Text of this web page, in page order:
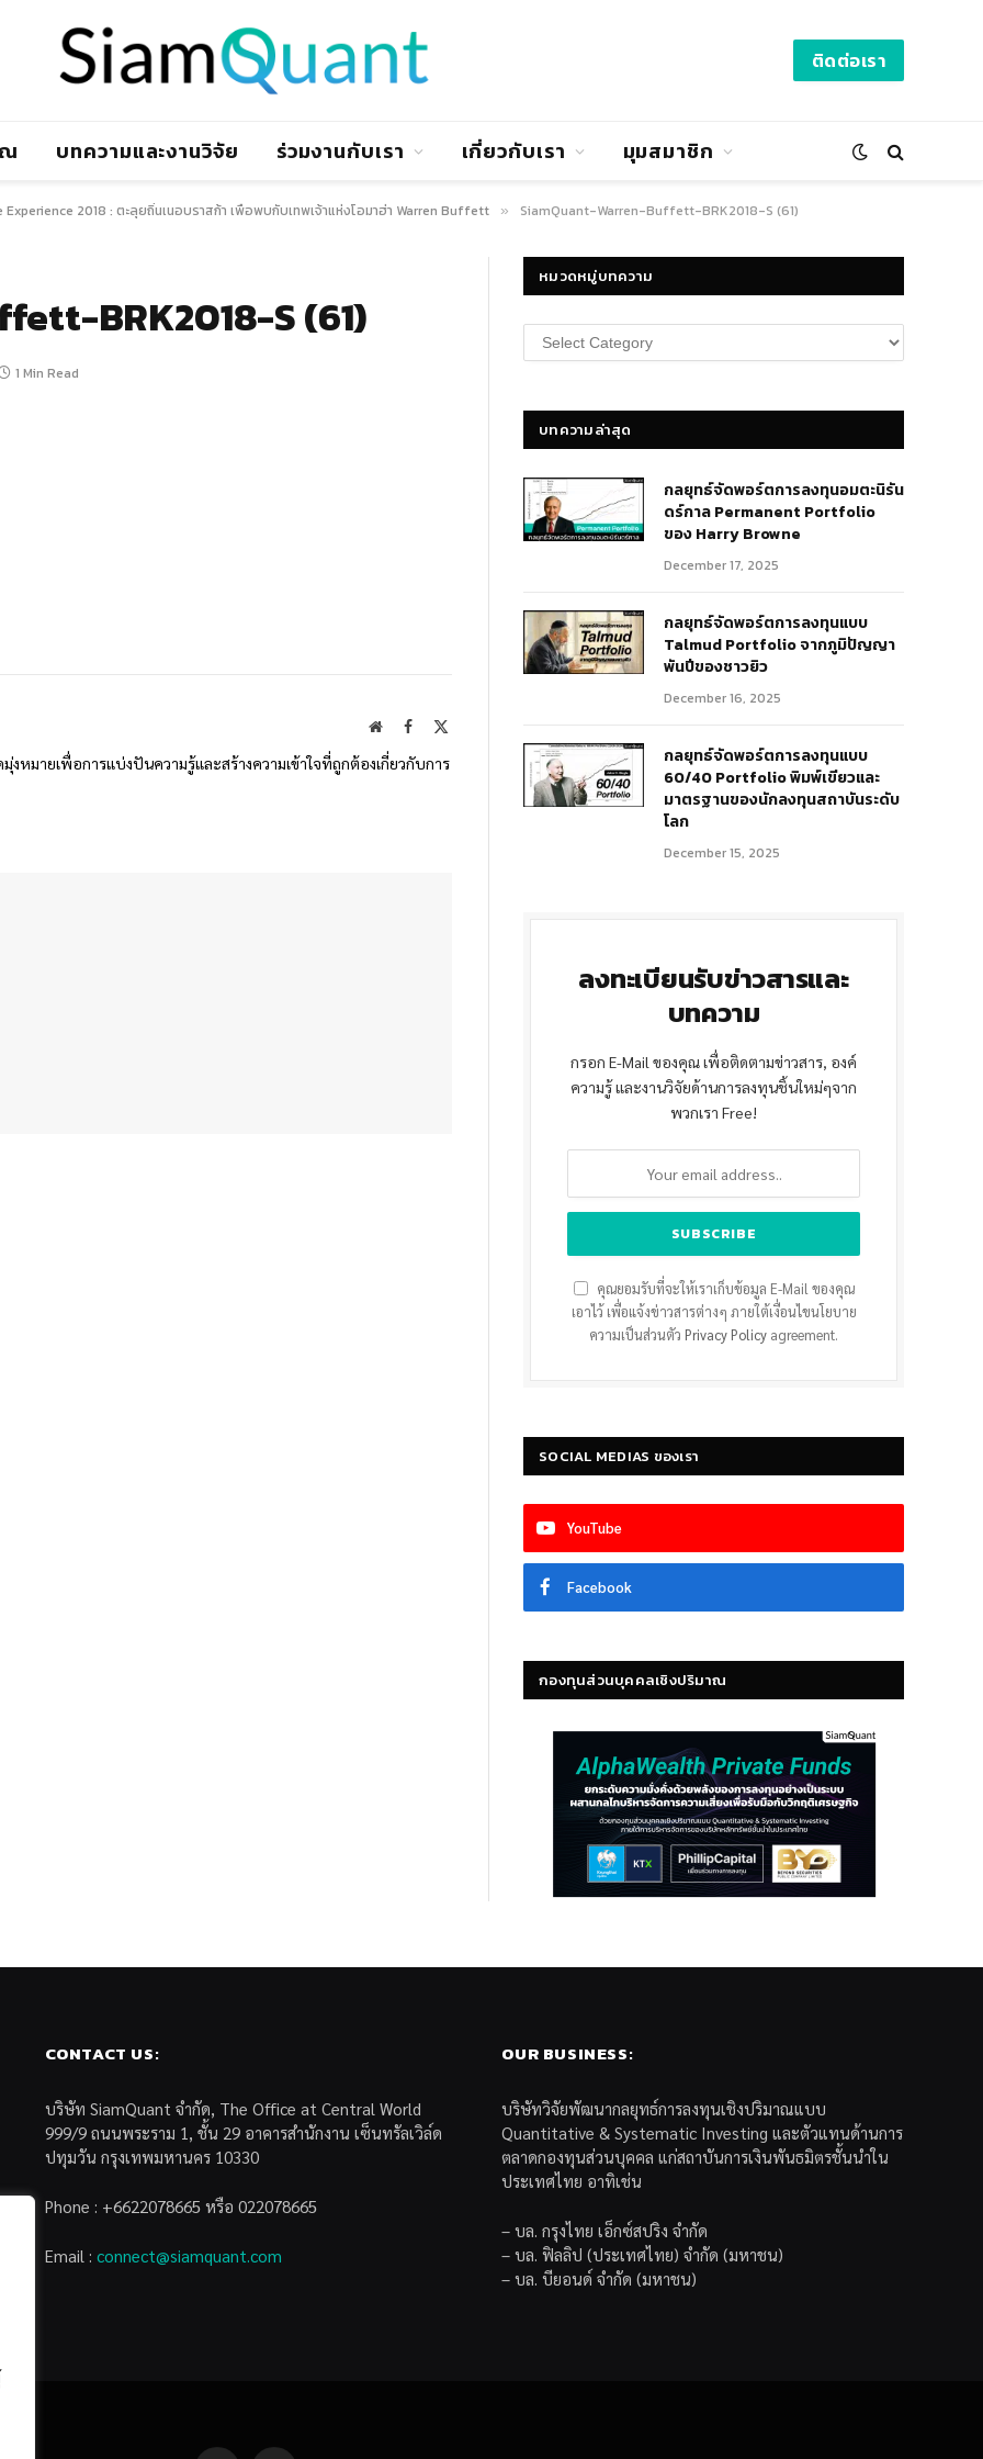
ติดต่อเรา
บทความและงานวิจัย ร่วมงานกับเรา เกี่ยวกับเรา มุมสมาชิก
Experience 2018 : ตะลุยถิ่นเนอบราสก้า เพื่อพบกับเทพเจ้าแห่งโอมาฮ่า Warren Buffett » SiamQuant-Warren-Buffett-BRK2018-S (61)
BRK2018-S (61)
1 Min Read
WebsiteFacebook
งหมายเพื่อการแบ่งปันความรู้และสร้างความเข้าใจที่ถูกต้องเกี่ยวกับการ
หมวดหมู่บทความ
หมวด
หมู่
บทความล่าสุด
กลยุทธ์​จัดพอร์ตการลงทุนอมตะนิรัน
ดร์กาล Permanent Portfolio
ของ Harry Browne
December 17, 2025
กลยุทธ์จัดพอร์ตการลงทุนแบบ
Talmud Portfolio จากภูมิปัญญา
พันปีของชาวยิว
December 16, 2025
กลยุทธ์จัดพอร์ตการลงทุนแบบ
60/40 Portfolio พิมพ์เขียวและ
มาตรฐานของนักลงทุนสถาบันระดับ
โลก
December 15, 2025
ลงทะเบียนรับข่าวสารและ
บทความ
กรอก E-Mail ของคุณ เพื่อติดตามข่าวสาร, องค์
ความรู้ และงานวิจัยด้านการลงทุนชิ้นใหม่ๆจาก
พวกเรา Free!
คุณยอมรับที่จะให้เราเก็บข้อมูล E-Mail ของคุณ
เอาไว้ เพื่อแจ้งข่าวสารต่างๆ ภายใต้เงื่อนไขนโยบาย
ความเป็นส่วนตัว Privacy Policy agreement.
SOCIAL MEDIAS ของเรา
YouTube
Facebook
กองทุนส่วนบุคคลเชิงปริมาณ
CONTACT US:
บริษัท SiamQuant จำกัด, The Office at Central World
999/9 ถนนพระราม 1, ชั้น 29 อาคารสำนักงาน เซ็นทรัลเวิล์ด
ปทุมวัน กรุงเทพมหานคร 10330
Phone : +6622078665 หรือ 022078665
Email : connect@siamquant.com
OUR BUSINESS:
บริษัทวิจัยพัฒนากลยุทธ์การลงทุนเชิงปริมาณแบบ
Quantitative & Systematic Investing และตัวแทนด้านการ
ตลาดกองทุนส่วนบุคคล แก่สถาบันการเงินพันธมิตรชั้นนำใน
ประเทศไทย อาทิเช่น
– บล. กรุงไทย เอ็กซ์สปริง จำกัด
– บล. ฟิลลิป (ประเทศไทย) จำกัด (มหาชน)
– บล. บียอนด์ จำกัด (มหาชน)